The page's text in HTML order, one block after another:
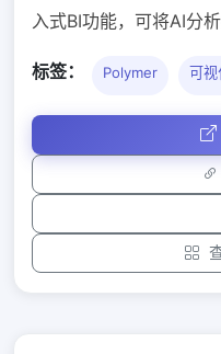
入式BI功能，可将AI分
标签： Polymer 可视